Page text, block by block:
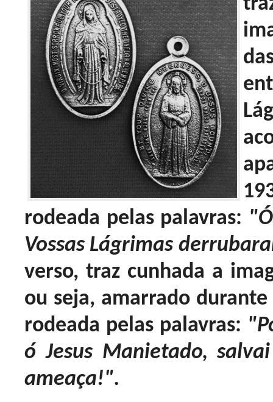
rodeada pelas palavras:
Vossas Lágrimas
verso, traz cunhada a
ou seja, amarrado
rodeada pelas palavras:
ó Jesus Manietado,
ameaça!".